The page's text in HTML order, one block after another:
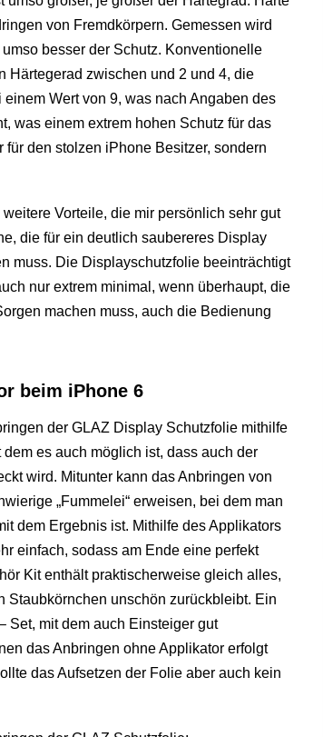
von Fremdkörpern. Gemessen wird
besser der Schutz. Konventionelle
Härtegerad zwischen und 2 und 4, die
Wert von 9, was nach Angaben des
was einem extrem hohen Schutz für das
den stolzen iPhone Besitzer, sondern
Vorteile, die mir persönlich sehr gut
die für ein deutlich saubereres Display
muss. Die Displayschutzfolie beeinträchtigt
nur extrem minimal, wenn überhaupt, die
machen muss, auch die Bedienung
beim iPhone 6
der GLAZ Display Schutzfolie mithilfe
es auch möglich ist, dass auch der
wird. Mitunter kann das Anbringen von
„Fummelei“ erweisen, bei dem man
dem Ergebnis ist. Mithilfe des Applikators
einfach, sodass am Ende eine perfekt
Kit enthält praktischerweise gleich alles,
Staubkörnchen unschön zurückbleibt. Ein
Set, mit dem auch Einsteiger gut
das Anbringen ohne Applikator erfolgt
das Aufsetzen der Folie aber auch kein